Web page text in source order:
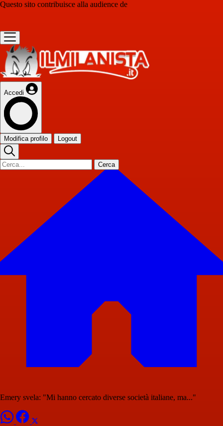
Questo sito contribuisce alla audience de
Accedi
Modifica profilo Logout
Cerca
Emery svela: "Mi hanno cercato diverse società italiane, ma..."